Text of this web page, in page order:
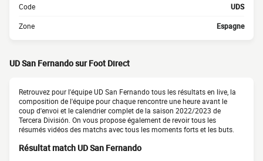
Code UDS
Zone Espagne
UD San Fernando sur Foot Direct
Retrouvez pour l'équipe UD San Fernando tous les résultats en live, la
composition de l'équipe pour chaque rencontre une heure avant le
coup d'envoi et le calendrier complet de la saison 2022/2023 de
Tercera División. On vous propose également de revoir tous les
résumés vidéos des matchs avec tous les moments forts et les buts.
Résultat match UD San Fernando